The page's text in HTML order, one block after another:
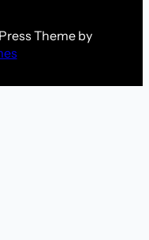
Theme by